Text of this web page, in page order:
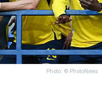
Photo: © PhotoNews